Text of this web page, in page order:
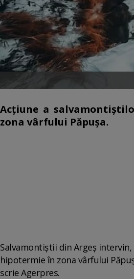
Acţiune a
zona vârfului Păpuşa.
Salvamontiştii din Argeş
hipotermie în zona vârfului
scrie Agerpres.